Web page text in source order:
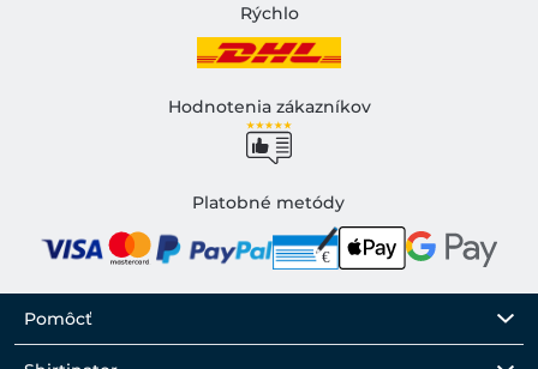
Rýchlo
Hodnotenia zákazníkov
Platobné metódy
Pomôcť